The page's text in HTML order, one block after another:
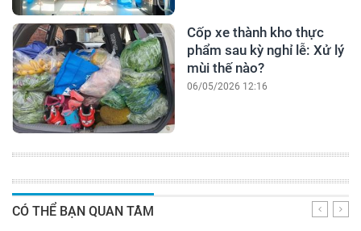
Cốp xe thành kho thực
phẩm sau kỳ nghỉ lễ: Xử lý
mùi thế nào?
06/05/2026 12:16
CÓ THỂ BẠN QUAN TÂM